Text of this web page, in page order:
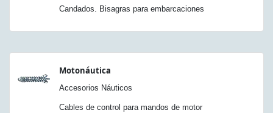
Candados. Bisagras para embarcaciones
Motonáutica
Accesorios Náuticos
Cables de control para mandos de motor